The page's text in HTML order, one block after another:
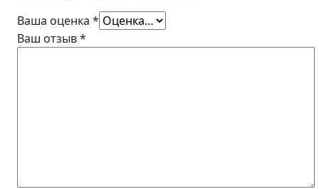
Ваша оценка *
Ваш отзыв*